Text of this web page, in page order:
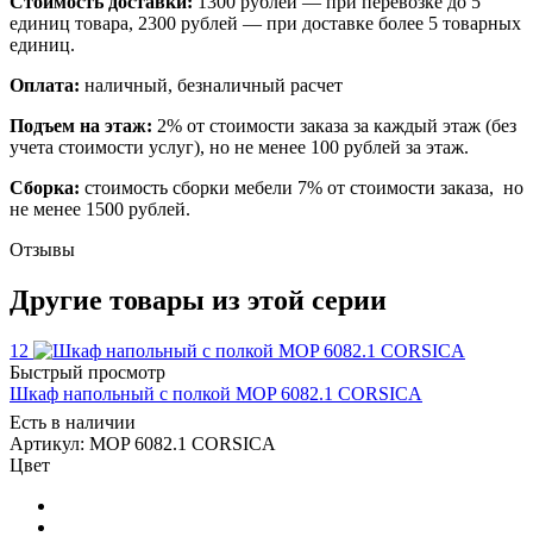
единиц товара, 2300 рублей — при доставке более 5 товарных
единиц.
Оплата: наличный, безналичный расчет
Подъем на этаж: 2% от стоимости заказа за каждый этаж (без
учета стоимости услуг), но не менее 100 рублей за этаж.
Сборка: стоимость сборки мебели 7% от стоимости заказа, но
не менее 1500 рублей.
Отзывы
Другие товары из этой серии
12
Быстрый просмотр
Шкаф напольный с полкой MOP 6082.1 CORSICA
Есть в наличии
Артикул: MOP 6082.1 CORSICA
Цвет